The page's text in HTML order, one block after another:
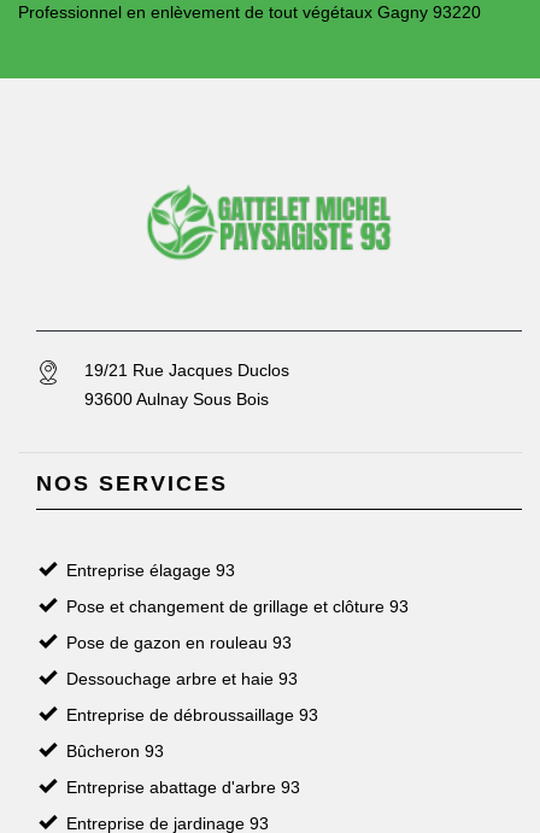
Professionnel en enlèvement de tout végétaux Gagny 93220
19/21 Rue Jacques Duclos
93600 Aulnay Sous Bois
NOS SERVICES
Entreprise élagage 93
Pose et changement de grillage et clôture 93
Pose de gazon en rouleau 93
Dessouchage arbre et haie 93
Entreprise de débroussaillage 93
Bûcheron 93
Entreprise abattage d'arbre 93
Entreprise de jardinage 93